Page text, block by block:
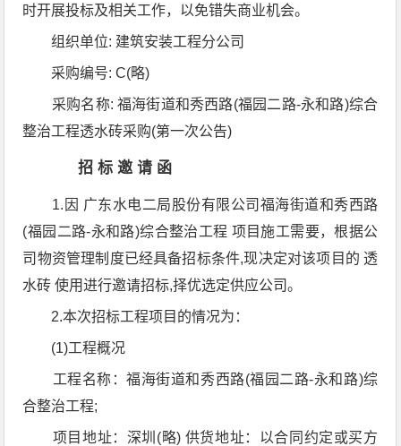
时开展投标及相关工作，以免错失商业机会。
组织单位: 建筑安装工程分公司
采购编号: C(略)
采购名称: 福海街道和秀西路(福园二路-永和路)综合
整治工程透水砖采购(第一次公告)
招 标 邀 请 函
1.因 广东水电二局股份有限公司福海街道和秀西路
(福园二路-永和路)综合整治工程 项目施工需要，根据公
司物资管理制度已经具备招标条件,现决定对该项目的 透
水砖 使用进行邀请招标,择优选定供应公司。
2.本次招标工程项目的情况为：
(1)工程概况
工程名称：福海街道和秀西路(福园二路-永和路)综
合整治工程;
项目地址：深圳(略) 供货地址：以合同约定或买方